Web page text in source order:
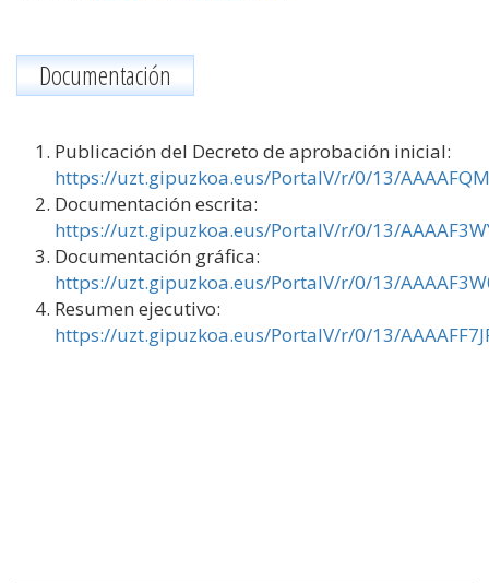
Documentación
Publicación del Decreto de aprobación inicial:
https://uzt.gipuzkoa.eus/PortalV/r/0/13/
Documentación escrita:
https://uzt.gipuzkoa.eus/PortalV/r/0/13/
Documentación gráfica:
https://uzt.gipuzkoa.eus/PortalV/r/0/13/
Resumen ejecutivo:
https://uzt.gipuzkoa.eus/PortalV/r/0/13/